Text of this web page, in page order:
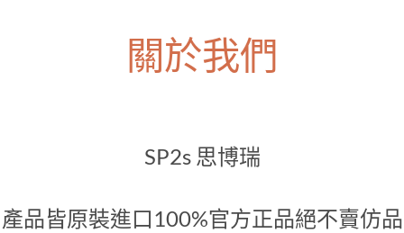
關於我們
SP2s 思博瑞
產品皆原裝進口100%官方正品絕不賣仿品